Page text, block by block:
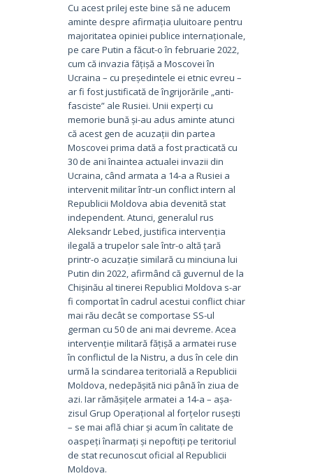
Cu acest prilej este bine să ne aducem
aminte despre afirmația uluitoare pentru
majoritatea opiniei publice internaționale,
pe care Putin a făcut-o în februarie 2022,
cum că invazia fățișă a Moscovei în
Ucraina – cu președintele ei etnic evreu –
ar fi fost justificată de îngrijorările „anti-
fasciste” ale Rusiei. Unii experți cu
memorie bună și-au adus aminte atunci
că acest gen de acuzații din partea
Moscovei prima dată a fost practicată cu
30 de ani înaintea actualei invazii din
Ucraina, când armata a 14-a a Rusiei a
intervenit militar într-un conflict intern al
Republicii Moldova abia devenită stat
independent. Atunci, generalul rus
Aleksandr Lebed, justifica intervenția
ilegală a trupelor sale într-o altă țară
printr-o acuzație similară cu minciuna lui
Putin din 2022, afirmând că guvernul de la
Chișinău al tinerei Republici Moldova s-ar
fi comportat în cadrul acestui conflict chiar
mai rău decât se comportase SS-ul
german cu 50 de ani mai devreme. Acea
intervenție militară fățișă a armatei ruse
în conflictul de la Nistru, a dus în cele din
urmă la scindarea teritorială a Republicii
Moldova, nedepășită nici până în ziua de
azi. Iar rămășițele armatei a 14-a – așa-
zisul Grup Operațional al forțelor rusești
– se mai află chiar și acum în calitate de
oaspeți înarmați și nepoftiți pe teritoriul
de stat recunoscut oficial al Republicii
Moldova.